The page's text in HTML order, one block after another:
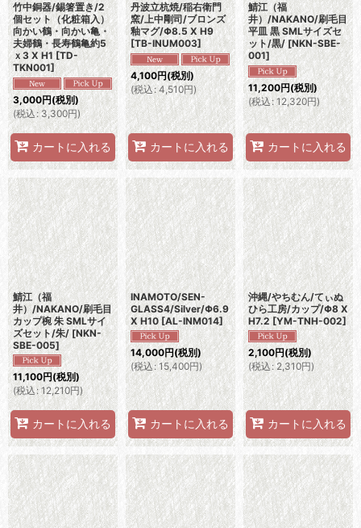
竹中銅器/錫箸置き/2
個セット（化粧箱入）
向かい鶴・向かい亀・
夫婦鶴・長寿鶴亀約5
ｘ3 X H1 [TD-
TKN001]
3,000円(税別)
(税込 : 3,300円)
カートに入れる
丹波立杭焼/稲右衛門
窯/上中剛司/ブロンズ
釉マグ/Φ8.5 X H9
[TB-INUM003]
4,100円(税別)
(税込: 4,510円)
カートに入れる
鯖江（福
井）/NAKANO/刷毛目
平皿 黒 SMLサイズセ
ット/黒/ [NKN-SBE-
001]
11,200円(税別)
(税込: 12,320円)
カートに入れる
鯖江（福
井）/NAKANO/刷毛目
カップ椀 朱 SMLサイ
ズセット/朱/ [NKN-
SBE-005]
11,100円(税別)
(税込: 12,210円)
カートに入れる
INAMOTO/SEN-
GLASS4/Silver/Φ6.9
X H10 [AL-INM014]
14,000円(税別)
(税込: 15,400円)
カートに入れる
沖縄/やちむん/てぃぬ
ひら工房/カップ/Φ8 X
H7.2 [YM-TNH-002]
2,100円(税別)
(税込: 2,310円)
カートに入れる